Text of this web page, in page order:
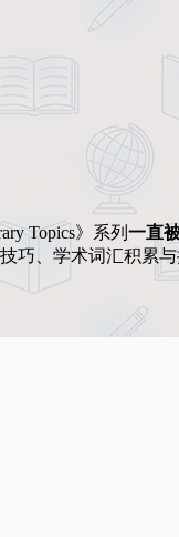
Topics》系列 一直
巧、学术词汇积累